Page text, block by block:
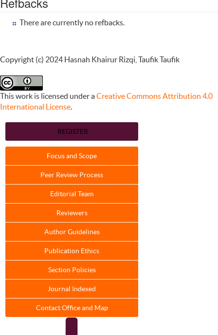
There are currently no refbacks.
Copyright (c) 2024 Hasnah Khairur Rizqi, Taufik Taufik
This work is licensed under aCreative Commons Attribution 4.0
International License.
REGISTER
Focus and Scope
Peer Review Process
Editorial Team
Reviewers
Author Guidelines
Publication Ethics
Section Policies
Journal Indexed
Contact Office and Map